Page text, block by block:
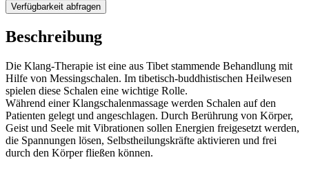
Verfügbarkeit abfragen
Beschreibung
Die Klang-Therapie ist eine aus Tibet stammende Behandlung mit
Hilfe von Messingschalen. Im tibetisch-buddhistischen Heilwesen
spielen diese Schalen eine wichtige Rolle.
Während einer Klangschalenmassage werden Schalen auf den
Patienten gelegt und angeschlagen. Durch Berührung von Körper,
Geist und Seele mit Vibrationen sollen Energien freigesetzt werden,
die Spannungen lösen, Selbstheilungskräfte aktivieren und frei
durch den Körper fließen können.